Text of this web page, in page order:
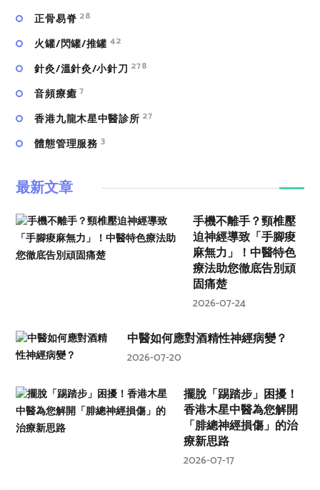
正骨易脊 28
火罐/閃罐/推罐 42
針灸/溫針灸/小針刀 278
⾳頻療癒 7
香港九龍木星中醫診所 27
體態管理服務 3
最新文章
手機不離手？頸椎壓
迫神經導致「手腳痠
麻無力」！中醫特色
療法助您徹底告別頑
固痛楚
2026-07-24
中醫如何應對酒精性神經病變？
2026-07-20
擺脫「踢踏步」困擾！
香港木星中醫為您解開
「腓總神經損傷」的治
療新思路
2026-07-17